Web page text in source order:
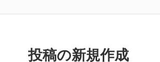
投稿の新規作成